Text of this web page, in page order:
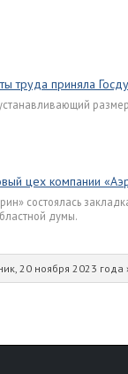
труда приняла
цех компании
состоялась
думы.
20 ноября 2023 года